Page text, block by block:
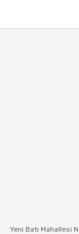
Yeni Batı Mahallesi